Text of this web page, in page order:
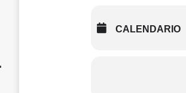
CALENDARIO